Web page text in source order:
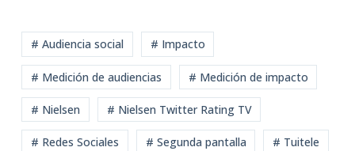
# Audiencia social # Impacto
# Medición de audiencias # Medición de impacto
# Nielsen # Nielsen Twitter Rating TV
# Redes Sociales # Segunda pantalla # Tuitele